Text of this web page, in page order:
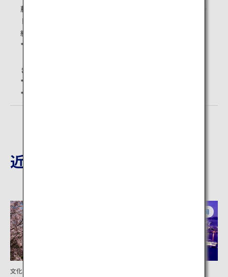
藤：大人1,000円～1,500円（18歳以上／前売り予約チケッ
ト代含む） *1 *2
紅葉：大人500円（18歳以上）*3
*1 入園にはコンビニで販売される前売り予約チケット
きません。
*2 金額は開花状況により異なります。
*3 1名につき高校生以下2名まで無料。
近隣の観光地
文化
福岡